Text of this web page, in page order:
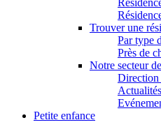
Trouver une
Par type
Près de
Notre secteur
Direction
Actualités
Petite enfance